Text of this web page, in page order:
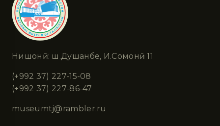
Нишонӣ: ш.Душанбе, И.Сомонӣ 11
(+992 37) 227-15-08
(+992 37) 227-86-47
museumtj@rambler.ru